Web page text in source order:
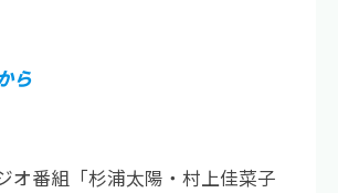
ら
オ番組「杉浦太陽・村上佳菜子